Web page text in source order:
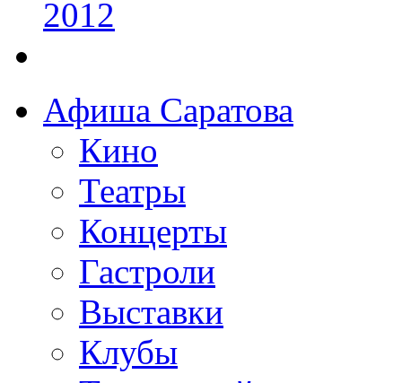
Афиша Саратова
Кино
Театры
Концерты
Гастроли
Выставки
Клубы